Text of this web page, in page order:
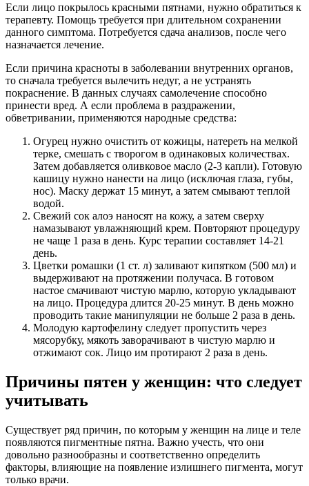
Если лицо покрылось красными пятнами, нужно обратиться к
терапевту. Помощь требуется при длительном сохранении
данного симптома. Потребуется сдача анализов, после чего
назначается лечение.
Если причина красноты в заболевании внутренних органов,
то сначала требуется вылечить недуг, а не устранять
покраснение. В данных случаях самолечение способно
принести вред. А если проблема в раздражении,
обветривании, применяются народные средства:
Огурец нужно очистить от кожицы, натереть на мелкой
терке, смешать с творогом в одинаковых количествах.
Затем добавляется оливковое масло (2-3 капли). Готовую
кашицу нужно нанести на лицо (исключая глаза, губы,
нос). Маску держат 15 минут, а затем смывают теплой
водой.
Свежий сок алоэ наносят на кожу, а затем сверху
намазывают увлажняющий крем. Повторяют процедуру
не чаще 1 раза в день. Курс терапии составляет 14-21
день.
Цветки ромашки (1 ст. л) заливают кипятком (500 мл) и
выдерживают на протяжении получаса. В готовом
настое смачивают чистую марлю, которую укладывают
на лицо. Процедура длится 20-25 минут. В день можно
проводить такие манипуляции не больше 2 раза в день.
Молодую картофелину следует пропустить через
мясорубку, мякоть заворачивают в чистую марлю и
отжимают сок. Лицо им протирают 2 раза в день.
Причины пятен у женщин: что следует
учитывать
Существует ряд причин, по которым у женщин на лице и теле
появляются пигментные пятна. Важно учесть, что они
довольно разнообразны и соответственно определить
факторы, влияющие на появление излишнего пигмента, могут
только врачи.